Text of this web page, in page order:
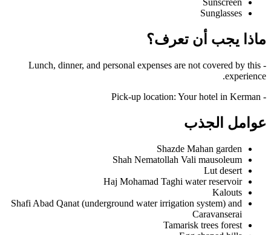
Sunscreen
Sunglasses
ماذا يجب أن تعرف؟
- Lunch, dinner, and personal expenses are not covered by this
experience.
- Pick-up location: Your hotel in Kerman
عوامل الجذب
Shazde Mahan garden
Shah Nematollah Vali mausoleum
Lut desert
Haj Mohamad Taghi water reservoir
Kalouts
Shafi Abad Qanat (underground water irrigation system) and
Caravanserai
Tamarisk trees forest